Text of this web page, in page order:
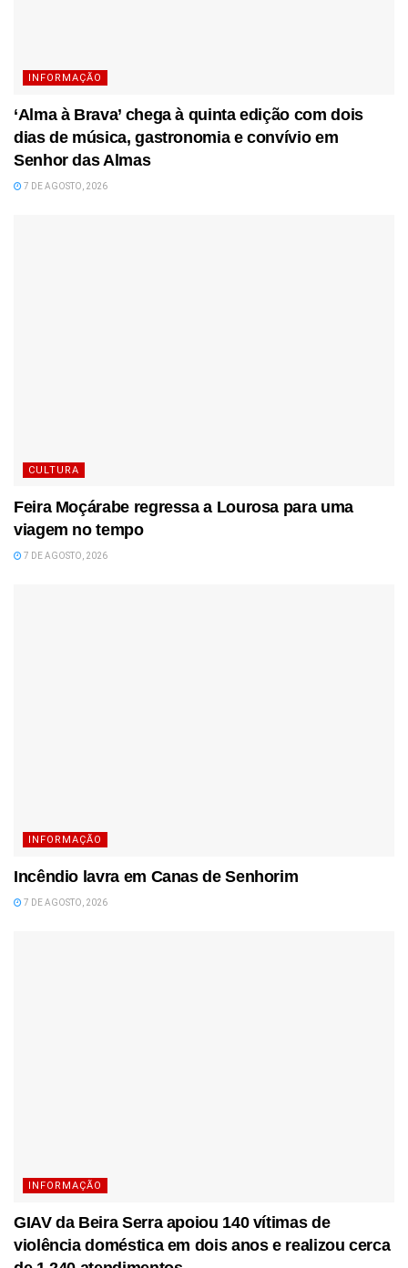
INFORMAÇÃO
‘Alma à Brava’ chega à quinta edição com dois
dias de música, gastronomia e convívio em
Senhor das Almas
7 DE AGOSTO, 2026
CULTURA
Feira Moçárabe regressa a Lourosa para uma
viagem no tempo
7 DE AGOSTO, 2026
INFORMAÇÃO
Incêndio lavra em Canas de Senhorim
7 DE AGOSTO, 2026
INFORMAÇÃO
GIAV da Beira Serra apoiou 140 vítimas de
violência doméstica em dois anos e realizou cerca